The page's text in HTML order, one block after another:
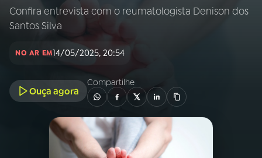
AO VIVO
INÍCIO
A RÁDIO
PROGRAMAÇÃO
Confira entrevista com o reumatologista Denison dos
Santos Silva
NO AR EM14/05/2025, 20:54
Ouça agora
Compartilhe